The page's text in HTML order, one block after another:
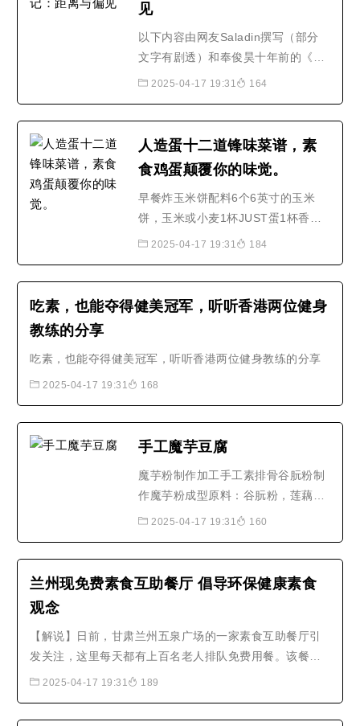
研究显示，今年圣诞节约有35%的家
庭将放弃传统的火鸡大餐..
见
以下内容由网友Saladin撰写（部分
文字有剧透）和奉俊昊十年前的《汉
江怪物》相比，《玉子》的话题显然
法和故事节奏上的讨论外，更多的观
的玉子，或者玉子代表的猪，到底应
不应该杀了吃呢？图片来源..
2025-04-17 19:31 164
人造蛋十二道锋味菜谱，素
食鸡蛋颠覆你的味觉。
早餐炸玉米饼配料6个6英寸的玉米
饼，玉米或小麦1杯JUST蛋1杯香肠
或大豆香肠2杯红甘蓝，切丝2个鳄
gallo辣酱（可选）准备浇头按指示切
于..早餐炸玉米饼配料6个6英寸的玉..
2025-04-17 19:31 184
吃素，也能夺得健美冠军，听听香港两位健身
教练的分享
吃素，也能夺得健美冠军，听听香港两位健身教练的分享
2025-04-17 19:31 168
手工魔芋豆腐
魔芋粉制作加工手工素排骨谷朊粉制
作魔芋粉成型原料：谷朊粉，莲藕调
料：白砂糖，陈醋，番茄酱，浓缩橙
用，将莲藕切条，然后用剪刀剪成小
慢炸，待全部炸熟起锅，锅内留..
2025-04-17 19:31 160
兰州现免费素食互助餐厅 倡导环保健康素食
观念
【解说】日前，甘肃兰州五泉广场的一家素食互助餐厅引
发关注，这里每天都有上百名老人排队免费用餐。该餐厅
是一家公益、非盈利性的免费互助素食餐厅，餐厅主要由
2025-04-17 19:31 189